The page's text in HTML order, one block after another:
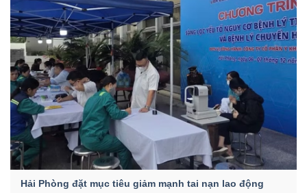
Hải Phòng đặt mục tiêu giảm mạnh tai nạn lao động